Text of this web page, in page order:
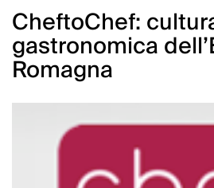
CheftoChef:
gastronomica
Romagna